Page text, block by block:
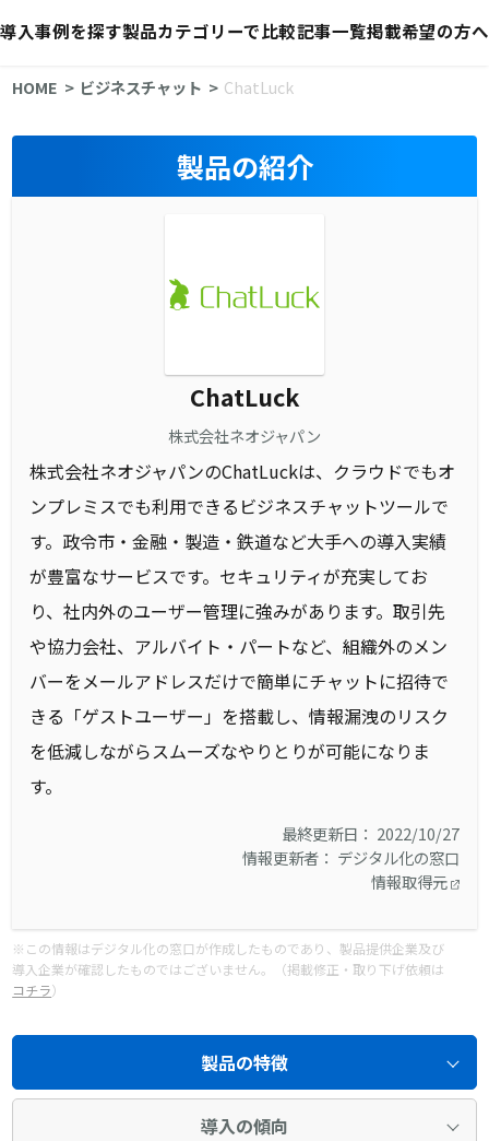
導入事例を探す製品カテゴリーで比較記事一覧掲載希望の方へ
HOME ビジネスチャット ChatLuck
製品の紹介
ChatLuck
株式会社ネオジャパン
株式会社ネオジャパンのChatLuckは、クラウドでもオ
ンプレミスでも利用できるビジネスチャットツールで
す。政令市・金融・製造・鉄道など大手への導入実績
が豊富なサービスです。セキュリティが充実してお
り、社内外のユーザー管理に強みがあります。取引先
や協力会社、アルバイト・パートなど、組織外のメン
バーをメールアドレスだけで簡単にチャットに招待で
きる「ゲストユーザー」を搭載し、情報漏洩のリスク
を低減しながらスムーズなやりとりが可能になりま
す。
最終更新日： 2022/10/27
情報更新者： デジタル化の窓口
情報取得元
※この情報はデジタル化の窓口が作成したものであり、製品提供企業及び
導入企業が確認したものではございません。（掲載修正・取り下げ依頼は
コチラ）
製品の特徴
導入の傾向